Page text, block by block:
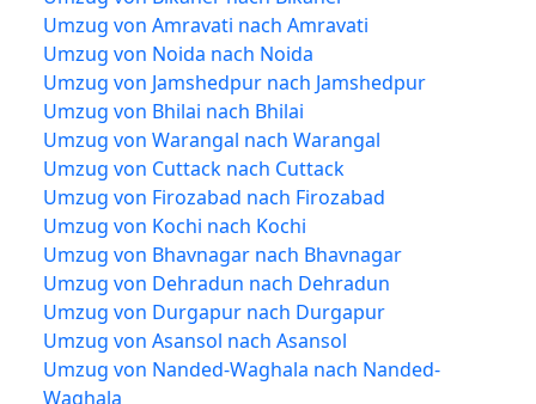
Umzug von Amravati nach Amravati
Umzug von Noida nach Noida
Umzug von Jamshedpur nach Jamshedpur
Umzug von Bhilai nach Bhilai
Umzug von Warangal nach Warangal
Umzug von Cuttack nach Cuttack
Umzug von Firozabad nach Firozabad
Umzug von Kochi nach Kochi
Umzug von Bhavnagar nach Bhavnagar
Umzug von Dehradun nach Dehradun
Umzug von Durgapur nach Durgapur
Umzug von Asansol nach Asansol
Umzug von Nanded-Waghala nach Nanded-
Waghala